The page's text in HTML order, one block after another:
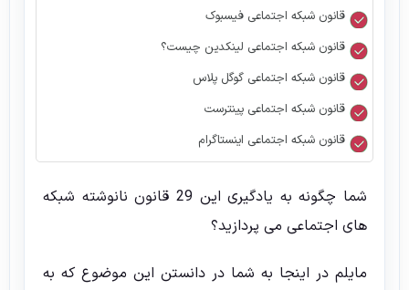
قانون شبکه اجتماعی فیسبوک
قانون شبکه اجتماعی لینکدین چیست؟
قانون شبکه اجتماعی گوگل پلاس
قانون شبکه اجتماعی پینترست
قانون شبکه اجتماعی اینستاگرام
شما چگونه به یادگیری این 29 قانون نانوشته شبکه
های اجتماعی می پردازید؟
مایلم در اینجا به شما در دانستن این موضوع که به